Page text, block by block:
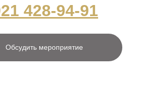
428-94-91
Обсудить мероприятие